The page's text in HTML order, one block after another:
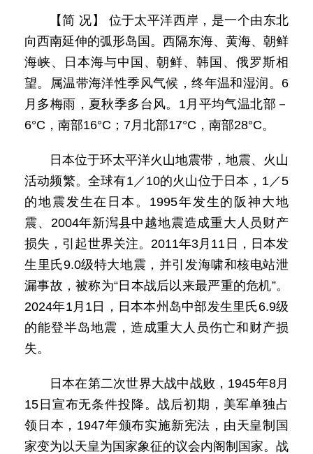
【简 况】 位于太平洋西岸，是一个由东北
向西南延伸的弧形岛国。西隔东海、黄海、朝鲜
海峡、日本海与中国、朝鲜、韩国、俄罗斯相
望。属温带海洋性季风气候，终年温和湿润。6
月多梅雨，夏秋季多台风。1月平均气温北部－
6°C，南部16°C；7月北部17°C，南部28°C。
日本位于环太平洋火山地震带，地震、火山
活动频繁。全球有1／10的火山位于日本，1／5
的地震发生在日本。1995年发生的阪神大地
震、2004年新澙县中越地震造成重大人员财产
损失，引起世界关注。2011年3月11日，日本发
生里氏9.0级特大地震，并引发海啸和核电站泄
漏事故，被称为“日本战后以来最严重的危机”。
2024年1月1日，日本本州岛中部发生里氏6.9级
的能登半岛地震，造成重大人员伤亡和财产损
失。
日本在第二次世界大战中战败，1945年8月
15日宣布无条件投降。战后初期，美军单独占
领日本，1947年颁布实施新宪法，由天皇制国
家变为以天皇为国家象征的议会内阁制国家。战